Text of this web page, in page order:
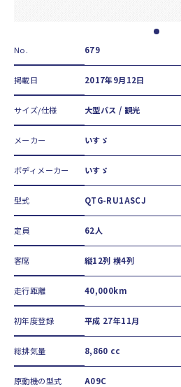
No. 679
掲載日 2017年9月12日
サイズ/仕様 大型バス / 観光
メーカー いすゞ
ボディメーカー いすゞ
型式 QTG-RU1ASCJ
定員 62人
客席 縦12列 横4列
走行距離 40,000km
初年度登録 平成 27年11月
総排気量 8,860 cc
原動機の型式 A09C